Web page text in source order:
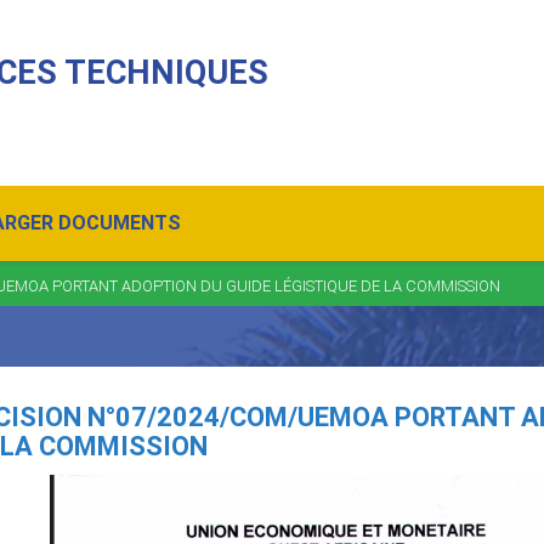
TECHNIQUES
DOCUMENTS
PORTANT ADOPTION DU GUIDE LÉGISTIQUE DE LA COMMISSION
N°07/2024/COM/UEMOA PORTANT
COMMISSION